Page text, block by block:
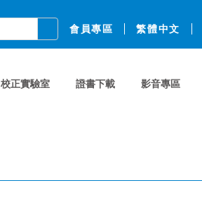
會員專區 繁體中文
校正實驗室 證書下載 影音專區